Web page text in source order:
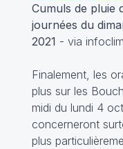
Cumuls de pluie
journées du
2021 - via
Finalement, les
plus sur les
midi du lundi 4
concerneront
plus